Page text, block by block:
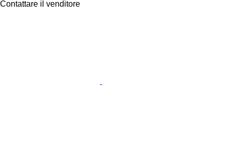
Contattare il venditore